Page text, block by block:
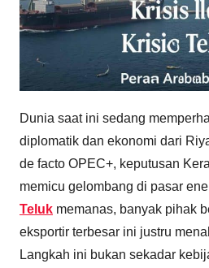
Dunia saat ini sedang
diplomatik dan ekonomi dari
de facto OPEC+, keputusan
memicu gelombang di pasar
Teluk memanas, banyak pihak
eksportir terbesar ini justru
Langkah ini bukan sekadar